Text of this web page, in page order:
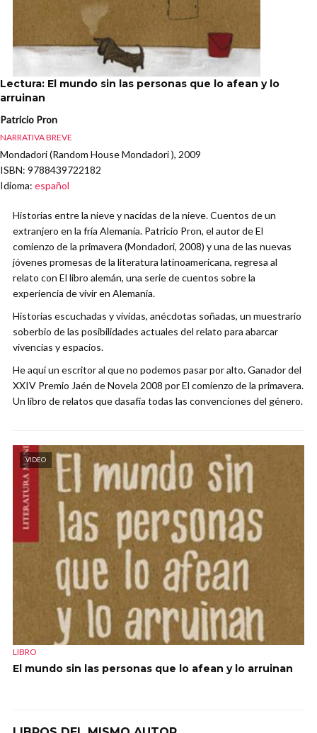
Lectura: El mundo sin las personas que lo afean y lo
arruinan
Patricio Pron
NARRATIVA BREVE
Mondadori (Random House Mondadori ), 2009
ISBN: 9788439722182
Idioma: español
Historias entre la nieve y nacidas de la nieve. Cuentos de un
extranjero en la fría Alemania. Patricio Pron, el autor de El
comienzo de la primavera (Mondadori, 2008) y una de las nuevas
jóvenes promesas de la literatura latinoamericana, regresa al
relato con El libro alemán, una serie de cuentos sobre la
experiencia de vivir en Alemania.
Historias escuchadas y vividas, anécdotas soñadas, un muestrario
soberbio de las posibilidades actuales del relato para abarcar
vivencias y espacios.
He aquí un escritor al que no podemos pasar por alto. Ganador del
XXIV Premio Jaén de Novela 2008 por El comienzo de la primavera.
Un libro de relatos que dasafía todas las convenciones del género.
VIDEO
LIBRO
El mundo sin las personas que lo afean y lo arruinan